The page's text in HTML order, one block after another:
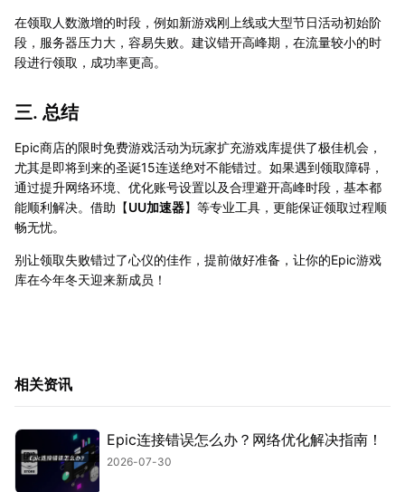
在领取人数激增的时段，例如新游戏刚上线或大型节日活动初始阶
段，服务器压力大，容易失败。建议错开高峰期，在流量较小的时
段进行领取，成功率更高。
三. 总结
Epic商店的限时免费游戏活动为玩家扩充游戏库提供了极佳机会，
尤其是即将到来的圣诞15连送绝对不能错过。如果遇到领取障碍，
通过提升网络环境、优化账号设置以及合理避开高峰时段，基本都
能顺利解决。借助【UU加速器】等专业工具，更能保证领取过程顺
畅无忧。
别让领取失败错过了心仪的佳作，提前做好准备，让你的Epic游戏
库在今年冬天迎来新成员！
相关资讯
Epic连接错误怎么办？网络优化解决指南！
2026-07-30